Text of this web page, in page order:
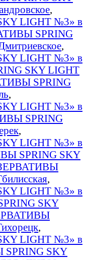
,
LIGHT №3» в
SPRING
,
LIGHT №3» в
SKY LIGHT
SPRING
,
LIGHT №3» в
SPRING
,
LIGHT №3» в
SPRING SKY
,
LIGHT №3» в
SKY
,
LIGHT №3» в
SKY